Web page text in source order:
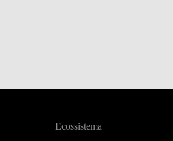
Ecossistema